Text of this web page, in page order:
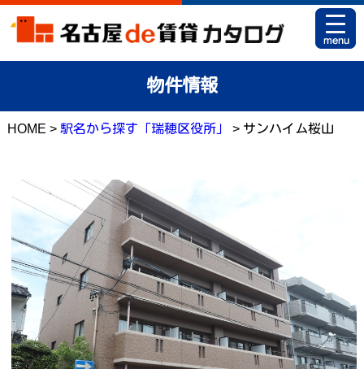
物件情報
HOME > 駅名から探す「瑞穂区役所」 > サンハイム桜山
駅名から探す
地図から探す
マイリスト
アパマンショップ 栄店
アパマンショップ 御器所店
お問い合せ